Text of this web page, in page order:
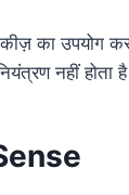
का उपयोग
नहीं होता